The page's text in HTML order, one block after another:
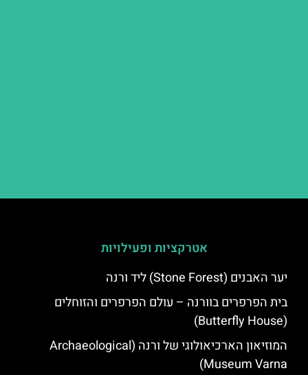
אטרקציות ופעילויות
יער האבנים (Stone Forest) ליד ורנה
בית הפרפרים בוורנה – עולם הפרפרים והזוחלים
(Butterfly House)
המוזיאון הארכיאולוגי של ורנה (Archaeological
Museum Varna)